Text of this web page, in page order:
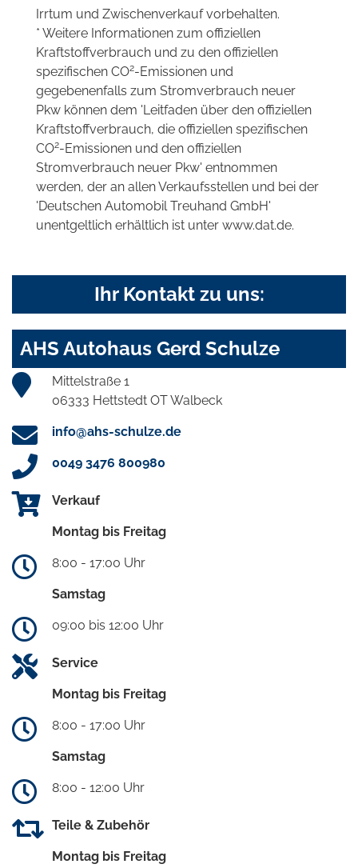
Irrtum und Zwischenverkauf vorbehalten.
* Weitere Informationen zum offiziellen
Kraftstoffverbrauch und zu den offiziellen
spezifischen CO2-Emissionen und
gegebenenfalls zum Stromverbrauch neuer
Pkw können dem 'Leitfaden über den offiziellen
Kraftstoffverbrauch, die offiziellen spezifischen
CO2-Emissionen und den offiziellen
Stromverbrauch neuer Pkw' entnommen
werden, der an allen Verkaufsstellen und bei der
'Deutschen Automobil Treuhand GmbH'
unentgeltlich erhältlich ist unter www.dat.de.
Ihr Kontakt zu uns:
AHS Autohaus Gerd Schulze
Mittelstraße 1
06333 Hettstedt OT Walbeck
info@ahs-schulze.de
0049 3476 800980
Verkauf
Montag bis Freitag
8:00 - 17:00 Uhr
Samstag
09:00 bis 12:00 Uhr
Service
Montag bis Freitag
8:00 - 17:00 Uhr
Samstag
8:00 - 12:00 Uhr
Teile & Zubehör
Montag bis Freitag